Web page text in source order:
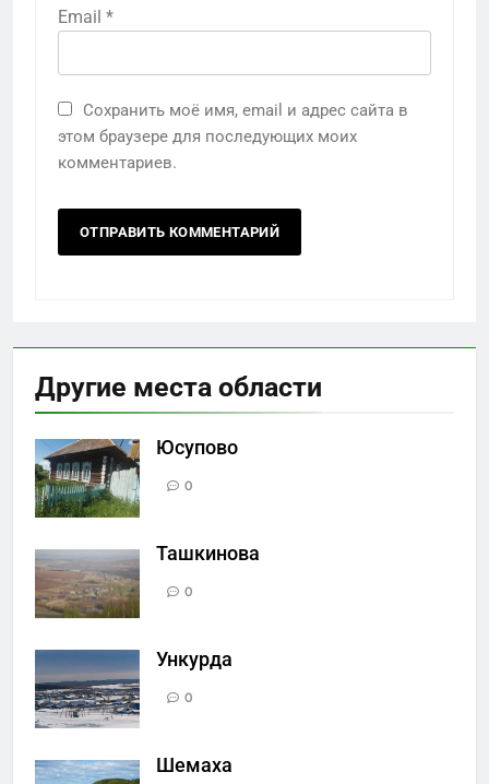
Email *
Сохранить моё имя, email и адрес сайта в
этом браузере для последующих моих
комментариев.
Другие места области
Юсупово
0
Ташкинова
0
Ункурда
0
Шемаха